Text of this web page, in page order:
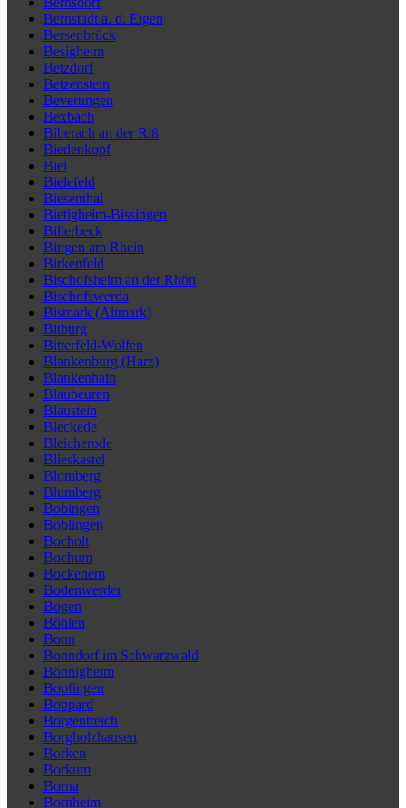
Bernstadt a. d. Eigen
Bersenbrück
Besigheim
Betzdorf
Betzenstein
Beverungen
Bexbach
Biberach an der Riß
Biedenkopf
Biel
Bielefeld
Biesenthal
Bietigheim-Bissingen
Billerbeck
Bingen am Rhein
Birkenfeld
Bischofsheim an der Rhön
Bischofswerda
Bismark (Altmark)
Bitburg
Bitterfeld-Wolfen
Blankenburg (Harz)
Blankenhain
Blaubeuren
Blaustein
Bleckede
Bleicherode
Blieskastel
Blomberg
Blumberg
Bobingen
Böblingen
Bocholt
Bochum
Bockenem
Bodenwerder
Bogen
Böhlen
Bonn
Bonndorf im Schwarzwald
Bönnigheim
Bopfingen
Boppard
Borgentreich
Borgholzhausen
Borken
Borkum
Borna
Bornheim